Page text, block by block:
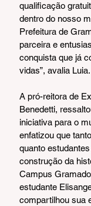
qualificação
dentro do nosso
Prefeitura de
parceira e
conquista que já
vidas”, avalia Luia.
A pró-reitora de
Benedetti,
iniciativa para o
enfatizou que
quanto
construção da
Campus
estudante
compartilhou sua